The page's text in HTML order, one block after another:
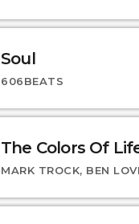
Soul
606BEATS
The Colors Of
MARK TROCK, BEN